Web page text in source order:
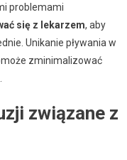
problemami
się z lekarzem, aby
Unikanie pływania w
zminimalizować
związane z